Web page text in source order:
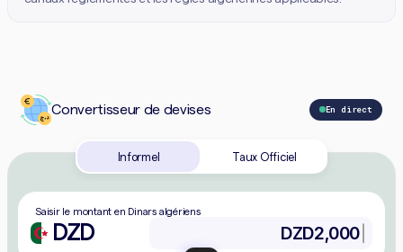
Convertisseur de devises En direct
Informel Taux Officiel
Saisir le montant en Dinars algériens
DZD